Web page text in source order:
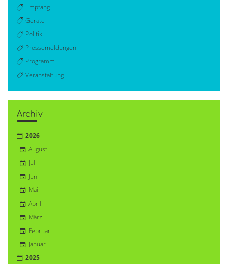
Empfang
Geräte
Politik
Pressemeldungen
Programm
Veranstaltung
Archiv
2026
August
Juli
Juni
Mai
April
März
Februar
Januar
2025